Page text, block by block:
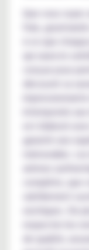
Que vous
frais,
à ce que
qui saura le
conçue pour
découvrir sa
intemporels
est élaboré
garantir une
mémorable.
subtilement
exotiques. De